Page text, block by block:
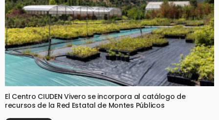
El Centro CIUDEN Vivero se incorpora al catálogo de
recursos de la Red Estatal de Montes Públicos